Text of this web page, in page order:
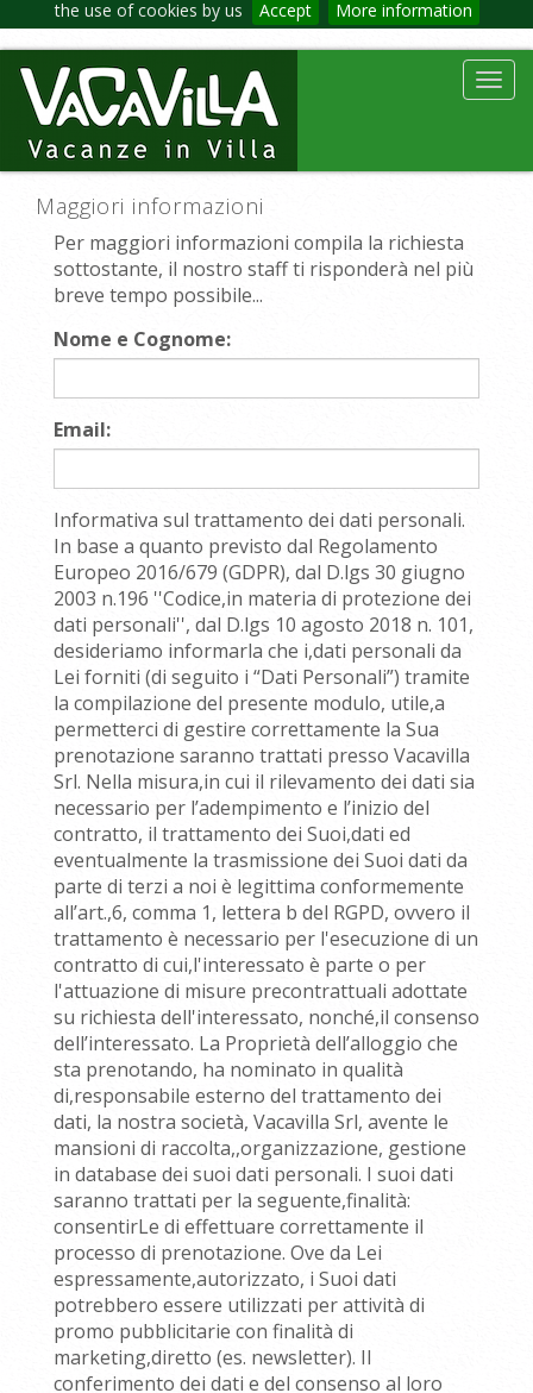
the use of cookies by us Accept More information
Maggiori informazioni
Per maggiori informazioni compila la richiesta
sottostante, il nostro staff ti risponderà nel più
breve tempo possibile...
Nome e Cognome:
Email:
Informativa sul trattamento dei dati personali.
In base a quanto previsto dal Regolamento
Europeo 2016/679 (GDPR), dal D.lgs 30 giugno
2003 n.196 ''Codice,in materia di protezione dei
dati personali'', dal D.lgs 10 agosto 2018 n. 101,
desideriamo informarla che i,dati personali da
Lei forniti (di seguito i “Dati Personali”) tramite
la compilazione del presente modulo, utile,a
permetterci di gestire correttamente la Sua
prenotazione saranno trattati presso Vacavilla
Srl. Nella misura,in cui il rilevamento dei dati sia
necessario per l’adempimento e l’inizio del
contratto, il trattamento dei Suoi,dati ed
eventualmente la trasmissione dei Suoi dati da
parte di terzi a noi è legittima conformemente
all’art.,6, comma 1, lettera b del RGPD, ovvero il
trattamento è necessario per l'esecuzione di un
contratto di cui,l'interessato è parte o per
l'attuazione di misure precontrattuali adottate
su richiesta dell'interessato, nonché,il consenso
dell’interessato. La Proprietà dell’alloggio che
sta prenotando, ha nominato in qualità
di,responsabile esterno del trattamento dei
dati, la nostra società, Vacavilla Srl, avente le
mansioni di raccolta,,organizzazione, gestione
in database dei suoi dati personali. I suoi dati
saranno trattati per la seguente,finalità:
consentirLe di effettuare correttamente il
processo di prenotazione. Ove da Lei
espressamente,autorizzato, i Suoi dati
potrebbero essere utilizzati per attività di
promo pubblicitarie con finalità di
marketing,diretto (es. newsletter). Il
conferimento dei dati e del consenso al loro